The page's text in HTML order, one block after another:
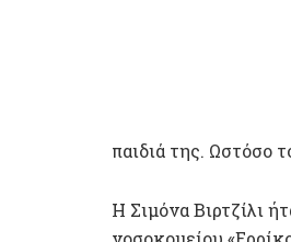
παιδιά της. Ωστόσο
Η Σιμόνα Βιρτζίλι